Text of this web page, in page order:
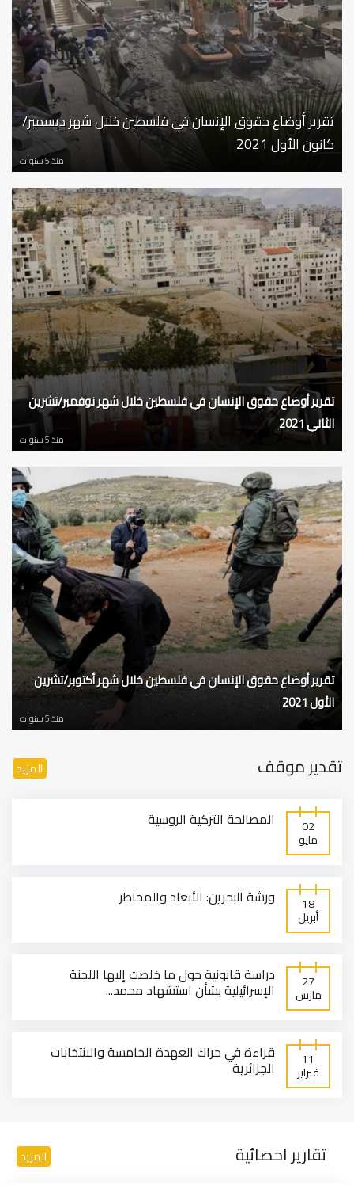
تقرير أوضاع حقوق الإنسان في فلسطين خلال شهر ديسمبر/
كانون الأول 2021
منذ 5 سنوات
تقرير أوضاع حقوق الإنسان في فلسطين خلال شهر نوفمبر/تشرين
الثاني 2021
منذ 5 سنوات
تقرير أوضاع حقوق الإنسان في فلسطين خلال شهر أكتوبر/تشرين
الأول 2021
منذ 5 سنوات
تقدير موقف المزيد
02
مايو
المصالحة التركية الروسية
18
أبريل
ورشة البحرين: الأبعاد والمخاطر
27
مارس
دراسة قانونية حول ما خلصت إليها اللجنة
الإسرائيلية بشأن استشهاد محمد...
11
فبراير
قراءة في حراك العهدة الخامسة والانتخابات
الجزائرية
تقارير احصائية المزيد